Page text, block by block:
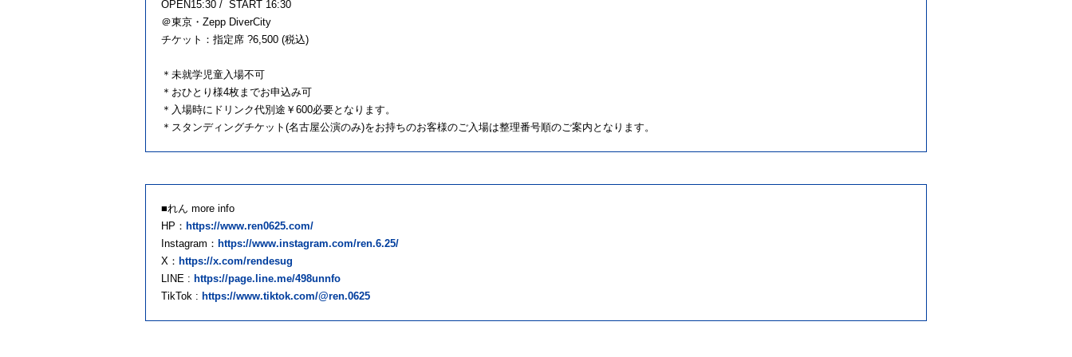
OPEN15:30 / START 16:30
＠東京・Zepp DiverCity
チケット：指定席 ?6,500 (税込)
＊未就学児童入場不可
＊おひとり様4枚までお申込み可
＊入場時にドリンク代別途￥600必要となります。
＊スタンディングチケット(名古屋公演のみ)をお持ちのお客様のご入場は整理番号順のご案内となります。
■れん more info
HP： https://www.ren0625.com/
Instagram： https://www.instagram.com/ren.6.25/
X： https://x.com/rendesug
LINE : https://page.line.me/498unnfo
TikTok : https://www.tiktok.com/@ren.0625